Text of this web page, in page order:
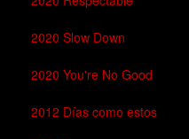
2020 Slow Down
2020 You're No Good
2012 Días como estos